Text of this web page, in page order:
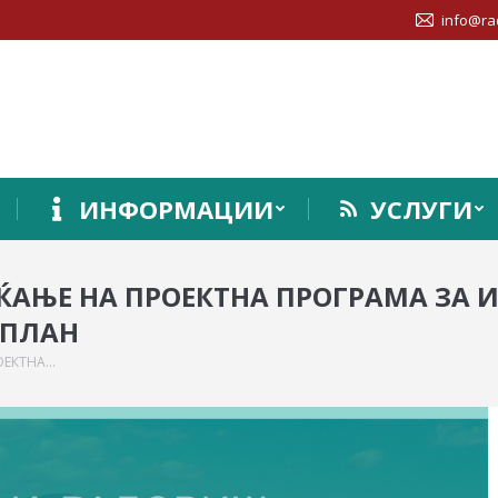
ИНФОРМАЦИИ УСЛУГИ
НА ПРОЕКТНА ПРОГРАМА ЗА